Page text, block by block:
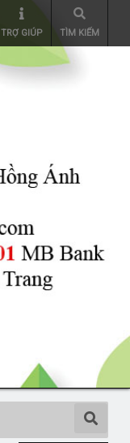
TRỢ GIÚP
TÌM KIẾM